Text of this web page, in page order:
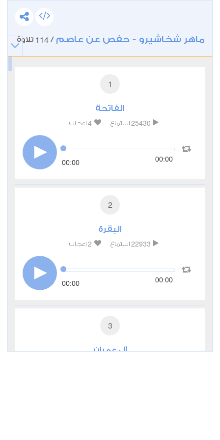
ماهر شخاشيرو - حفص عن عاصم /
114 تلاوة
1
الفاتحة
25430 استماع 4 اعجاب
00:00 00:00
2
البقرة
22933 استماع 2 اعجاب
00:00 00:00
3
آل عمران